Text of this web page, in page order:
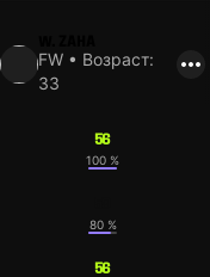
FW • Возраст:
33
56
100 %
80 %
56